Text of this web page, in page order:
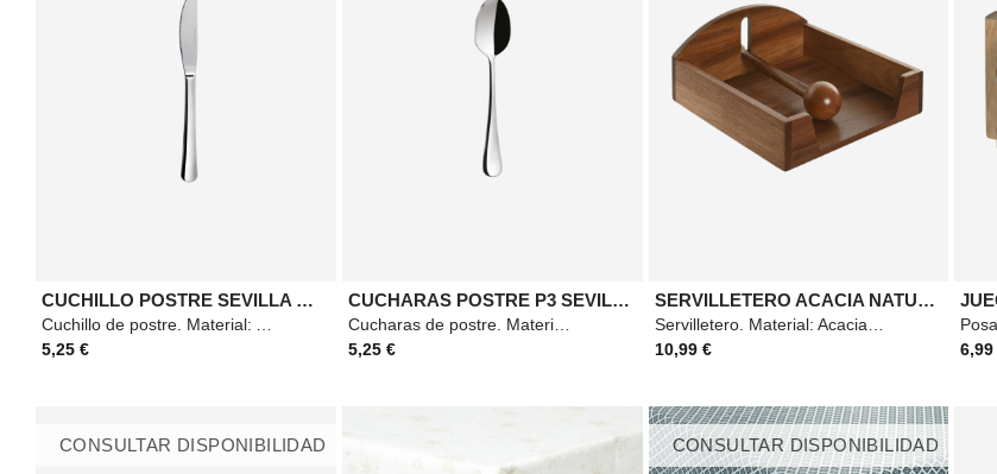
CUCHILLO POSTRE SEVILLA MAZO 2
5,25 €
CUCHARAS POSTRE P3 SEVILLA MAZO
Cucharas de postre. Material: Acero. Medidas: 185mm. Color: Plateado.
5,25 €
SERVILLETERO ACACIA NATURAL
10,99 €
6,99
CONSULTAR DISPONIBILIDAD CONSULTAR DISPONIBILIDAD